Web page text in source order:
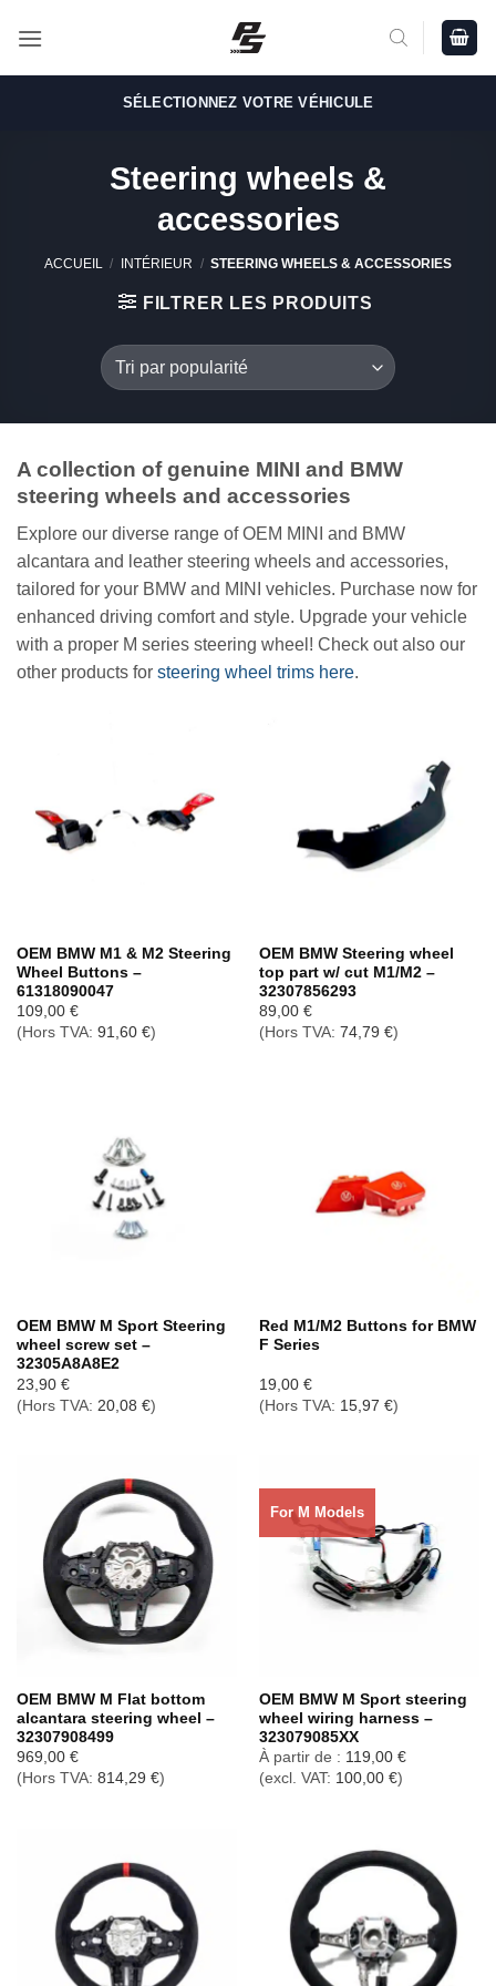
SÉLECTIONNEZ VOTRE VÉHICULE
Steering wheels &
accessories
ACCUEIL / INTÉRIEUR / STEERING WHEELS & ACCESSORIES
FILTRER LES PRODUITS
A collection of genuine MINI and BMW
steering wheels and accessories
Explore our diverse range of OEM MINI and BMW
alcantara and leather steering wheels and accessories,
tailored for your BMW and MINI vehicles. Purchase now for
enhanced driving comfort and style. Upgrade your vehicle
with a proper M series steering wheel! Check out also our
other products for steering wheel trims here.
OEM BMW M1 & M2 Steering
Wheel Buttons –
61318090047
109,00 €
(Hors TVA: 91,60 €)
OEM BMW Steering wheel
top part w/ cut M1/M2 –
32307856293
89,00 €
(Hors TVA: 74,79 €)
OEM BMW M Sport Steering
wheel screw set –
32305A8A8E2
23,90 €
(Hors TVA: 20,08 €)
Red M1/M2 Buttons for BMW
F Series
19,00 €
(Hors TVA: 15,97 €)
OEM BMW M Flat bottom
alcantara steering wheel –
32307908499
969,00 €
(Hors TVA: 814,29 €)
For M Models
OEM BMW M Sport steering
wheel wiring harness –
323079085XX
À partir de : 119,00 €
(excl. VAT: 100,00 €)